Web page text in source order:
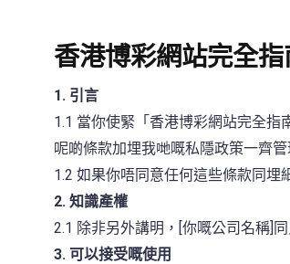
香港博彩網站完全
1. 引言
1.1 當你使緊「香港博彩網站完全指
呢啲條款加埋我哋嘅私隱政策一齊
1.2 如果你唔同意任何這些條款同埋
2. 知識產權
2.1 除非另外講明，[你嘅公司名稱]
3. 可以接受嘅使用